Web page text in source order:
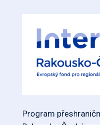
Program